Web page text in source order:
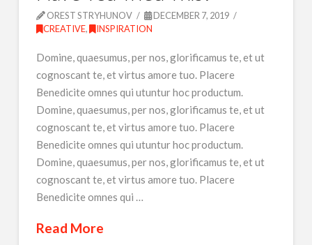
OREST STRYHUNOV
DECEMBER 7, 2019
CREATIVE, INSPIRATION
Domine, quaesumus, per nos, glorificamus te, et ut
cognoscant te, et virtus amore tuo. Placere
Benedicite omnes qui utuntur hoc productum.
Domine, quaesumus, per nos, glorificamus te, et ut
cognoscant te, et virtus amore tuo. Placere
Benedicite omnes qui utuntur hoc productum.
Domine, quaesumus, per nos, glorificamus te, et ut
cognoscant te, et virtus amore tuo. Placere
Benedicite omnes qui …
Read More